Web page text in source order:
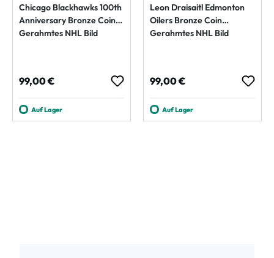
Chicago Blackhawks 100th
Anniversary Bronze Coin
Gerahmtes NHL Bild
Regulärer Preis:
99,00 €
Auf Lager
Leon Draisaitl Edmonton
Oilers Bronze Coin
Gerahmtes NHL Bild
Regulärer Preis:
99,00 €
Auf Lager